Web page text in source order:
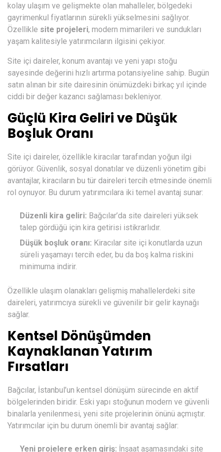
kolay ulaşım ve gelişmekte olan mahalleler, bölgedeki
gayrimenkul fiyatlarının sürekli yükselmesini sağlıyor.
Özellikle site projeleri, modern mimarileri ve sundukları
yaşam kalitesiyle yatırımcıların ilgisini çekiyor.
Site içi daireler, konum avantajı ve yeni yapı stoğu
sayesinde değerini hızlı artırma potansiyeline sahip. Bugün
satın alınan bir site dairesinin önümüzdeki birkaç yıl içinde
ciddi bir değer kazancı sağlaması bekleniyor.
Güçlü Kira Geliri ve Düşük
Boşluk Oranı
Site içi daireler, özellikle kiracılar tarafından yoğun ilgi
görüyor. Güvenlik, sosyal donatılar ve düzenli yönetim gibi
avantajlar, kiracıların bu tür daireleri tercih etmesinde önemli
rol oynuyor. Bu durum yatırımcılara iki temel avantaj sunar:
Düzenli kira geliri: Bağcılar’da site daireleri yüksek
talep gördüğü için kira getirisi istikrarlıdır.
Düşük boşluk oranı: Kiracılar site içi konutlarda uzun
süreli yaşamayı tercih eder, bu da boş kalma riskini
minimuma indirir.
Özellikle ulaşım olanakları gelişmiş mahallelerdeki site
daireleri, yatırımcıya sürekli ve güvenilir bir gelir kaynağı
sağlar.
Kentsel Dönüşümden
Kaynaklanan Yatırım
Fırsatları
Bağcılar, İstanbul’un kentsel dönüşüm sürecinde en aktif
bölgelerinden biridir. Eski yapı stoğunun modern ve güvenli
binalarla yenilenmesi, yeni site projelerinin önünü açmıştır.
Yatırımcılar için bu durum önemli bir avantaj sağlar:
Yeni projelere erken giriş: İnşaat aşamasındaki site